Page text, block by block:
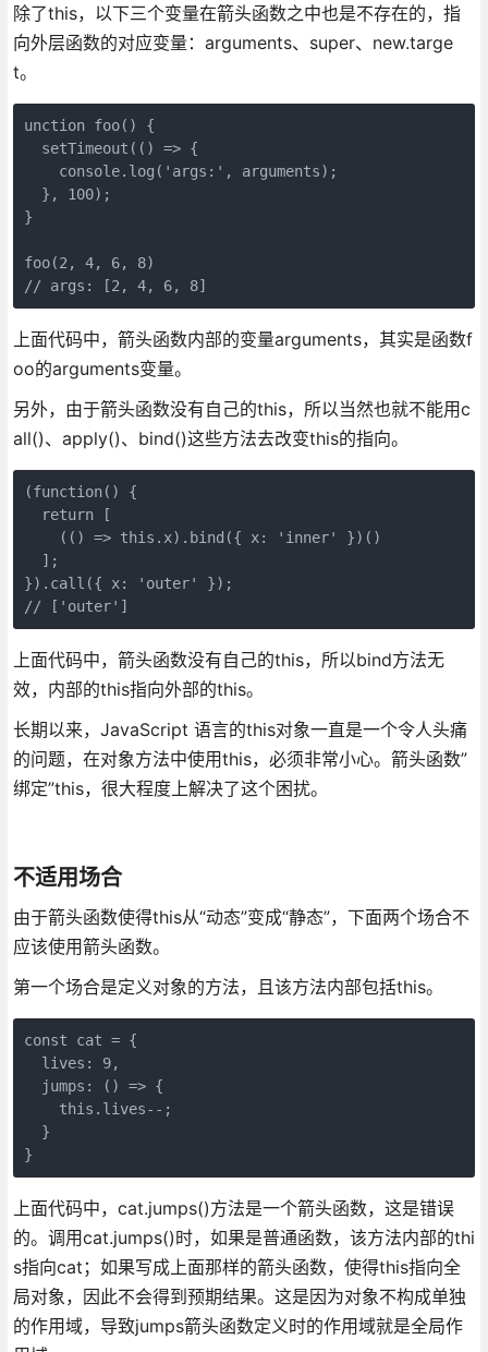
除了this，以下三个变量在箭头函数之中也是不存在的，指
向外层函数的对应变量：arguments、super、new.targe
t。
unction foo() {
  setTimeout(() => {
    console.log('args:', arguments);
  }, 100);
}
foo(2, 4, 6, 8)
// args: [2, 4, 6, 8]
上面代码中，箭头函数内部的变量arguments，其实是函数f
oo的arguments变量。
另外，由于箭头函数没有自己的this，所以当然也就不能用c
all()、apply()、bind()这些方法去改变this的指向。
(function() {
  return [
    (() => this.x).bind({ x: 'inner' })()
  ];
}).call({ x: 'outer' });
// ['outer']
上面代码中，箭头函数没有自己的this，所以bind方法无
效，内部的this指向外部的this。
长期以来，JavaScript 语言的this对象一直是一个令人头痛
的问题，在对象方法中使用this，必须非常小心。箭头函数”
绑定”this，很大程度上解决了这个困扰。
不适用场合
由于箭头函数使得this从“动态”变成“静态”，下面两个场合不
应该使用箭头函数。
第一个场合是定义对象的方法，且该方法内部包括this。
const cat = {
  lives: 9,
  jumps: () => {
    this.lives--;
  }
}
上面代码中，cat.jumps()方法是一个箭头函数，这是错误
的。调用cat.jumps()时，如果是普通函数，该方法内部的thi
s指向cat；如果写成上面那样的箭头函数，使得this指向全
局对象，因此不会得到预期结果。这是因为对象不构成单独
的作用域，导致jumps箭头函数定义时的作用域就是全局作